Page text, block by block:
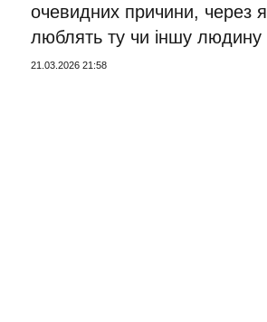
очевидних причини, через
люблять ту чи іншу людину
21.03.2026 21:58